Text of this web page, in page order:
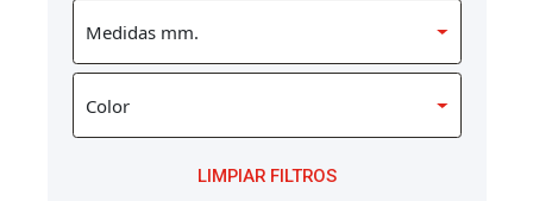
LIMPIAR FILTROS